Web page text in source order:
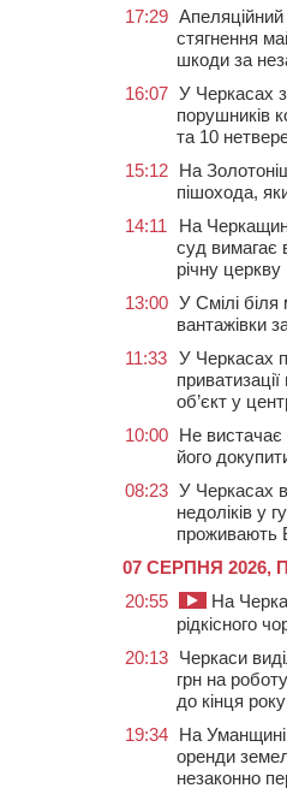
17:29
стягнення
шкоди за
16:07 У Черкасах
порушників
та 10
15:12 На
пішохода,
14:11
На
суд вимагає
річну церкву
13:00 У Смілі біля
вантажівки
11:33 У Черкасах
об’єкт у
10:00 Не вистачає
його
08:23 У Черкасах
недоліків у
07 СЕРПНЯ 2026,
20:55
На
рідкісного
20:13 Черкаси
грн на
до кінця року
19:34 На
оренди
незаконно